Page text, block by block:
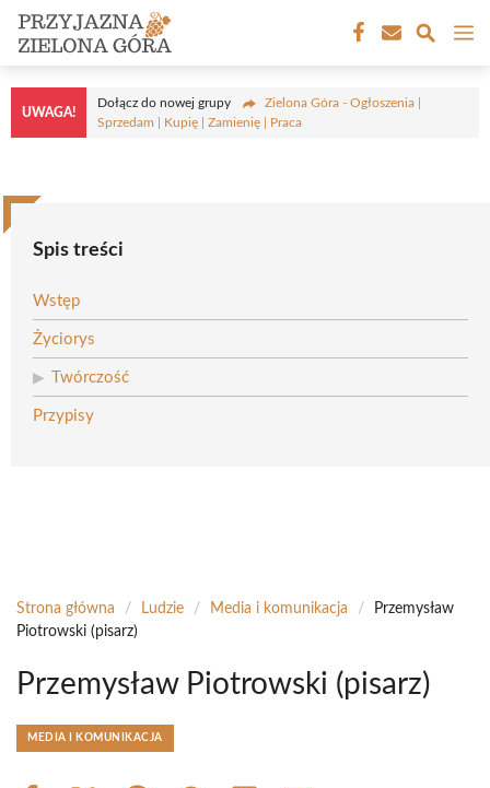
Przejdź
treści
UWAGA!
Dołącz do nowej grupy
Zielona Góra - Ogłoszenia |
Sprzedam | Kupię | Zamienię | Praca
Spis treści
Wstęp
Życiorys
Twórczość
Przypisy
Strona główna / Ludzie / Media i komunikacja /
Przemysław
Piotrowski (pisarz)
Przemysław Piotrowski (pisarz)
MEDIA I KOMUNIKACJA